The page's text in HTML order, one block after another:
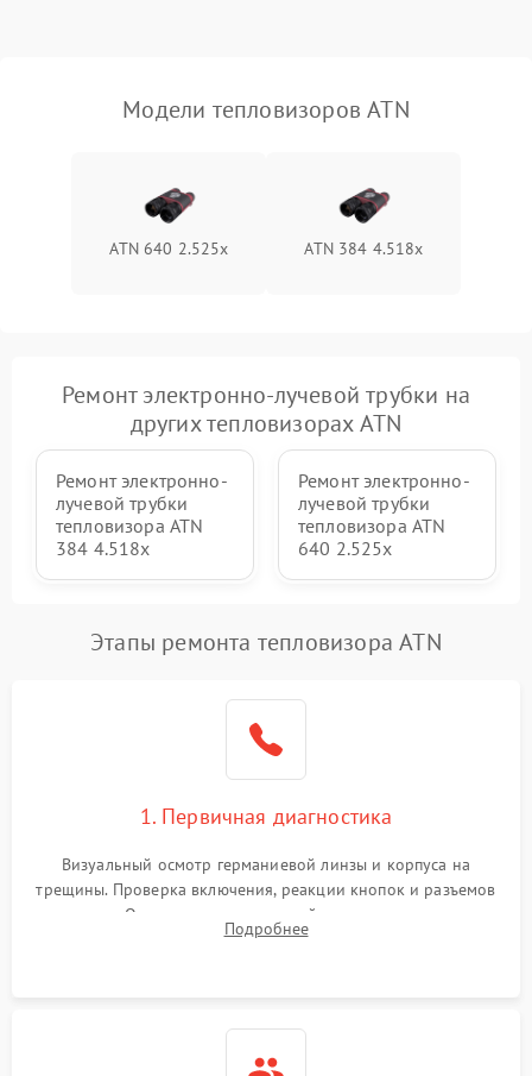
Модели тепловизоров ATN
ATN 640 2.525x ATN 384 4.518x
Ремонт электронно-лучевой трубки на
других тепловизорах ATN
Ремонт электронно-
лучевой трубки
тепловизора ATN
384 4.518x
Ремонт электронно-
лучевой трубки
тепловизора ATN
640 2.525x
Этапы ремонта тепловизора ATN
1. Первичная диагностика
Визуальный осмотр германиевой линзы и корпуса на
трещины. Проверка включения, реакции кнопок и разъемов
зарядки. Оценка вывода тепловой сигнатуры на экран,
проверка базовых функций и считывание системных
Подробнее